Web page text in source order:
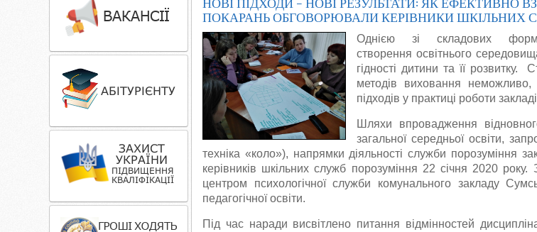
НОВІ ПІДХОДИ – НОВІ РЕЗУЛЬТАТИ: ЯК ЕФЕКТИВНО
ПОКАРАНЬ ОБГОВОРЮВАЛИ КЕРІВНИКИ ШКІЛЬНИХ
Однією зі складових
створення освітнього
гідності дитини та її
методів виховання
підходів у практиці роботи
Шляхи впровадження
загальної середньої освіти,
техніка «коло»), напрямки діяльності служби порозуміння
керівників шкільних служб порозуміння 22 січня 2020
центром психологічної служби комунального закладу
педагогічної освіти.
Під час наради висвітлено питання відмінностей